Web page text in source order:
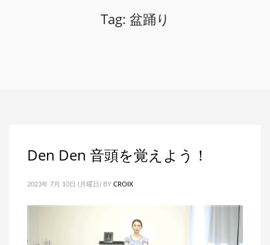
Tag: 盆踊り
Den Den 音頭を覚えよう！
2023年 7月 10日 (月曜日) BY CROIX